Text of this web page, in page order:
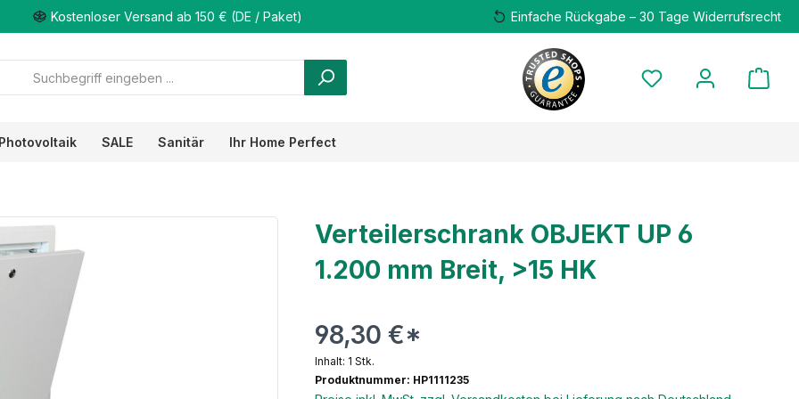
Kostenloser Versand ab 150 € (DE / Paket) Einfache Rückgabe – 30 Tage Widerrufsrecht
Photovoltaik SALE Sanitär Ihr Home Perfect
Verteilerschrank OBJEKT UP 6
1.200 mm Breit, >15 HK
98,30 €*
Inhalt: 1 Stk.
Produktnummer: HP1111235